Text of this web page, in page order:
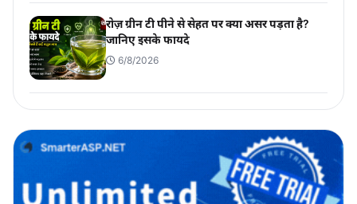
रोज़ ग्रीन टी पीने से सेहत पर क्या असर पड़ता है?
जानिए इसके फायदे
6/8/2026